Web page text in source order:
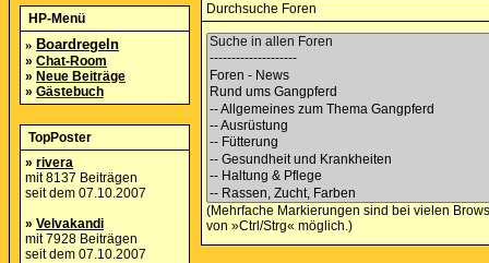
HP-Menü
» Boardregeln
» Chat-Room
» Neue Beiträge
» Gästebuch
TopPoster
» rivera
mit 8137 Beiträgen
seit dem 07.10.2007
» Velvakandi
mit 7928 Beiträgen
seit dem 07.10.2007
Durchsuche Foren
(Mehrfache Markierungen sind bei vielen
von »Ctrl/Strg« möglich.)